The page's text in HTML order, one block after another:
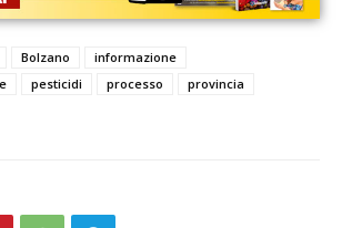
Bolzano
informazione
pesticidi processo
provincia